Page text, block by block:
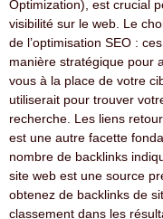
Optimization), est crucial
visibilité sur le web. Le
de l’optimisation SEO :
manière stratégique pour
vous à la place de votre
utiliserait pour trouver
recherche. Les liens
est une autre facette
nombre de backlinks
site web est une source
obtenez de backlinks de
classement dans les